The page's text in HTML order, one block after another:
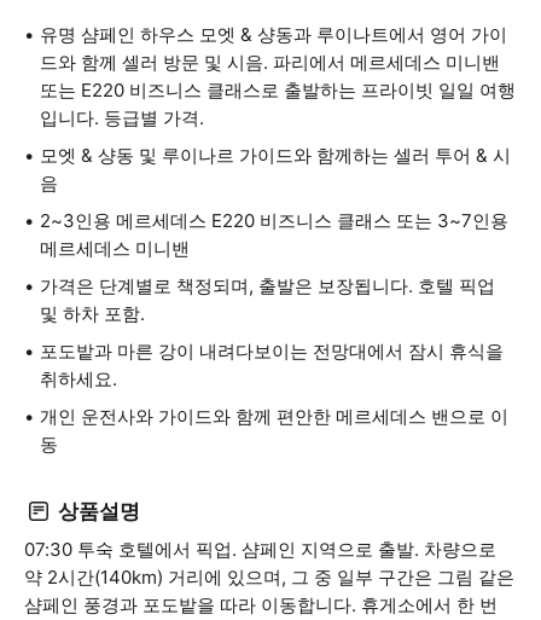
유명 샴페인 하우스 모엣 & 샹동과 루이나트에서 영어 가이
드와 함께 셀러 방문 및 시음. 파리에서 메르세데스 미니밴
또는 E220 비즈니스 클래스로 출발하는 프라이빗 일일 여행
입니다. 등급별 가격.
모엣 & 샹동 및 루이나르 가이드와 함께하는 셀러 투어 & 시
음
2~3인용 메르세데스 E220 비즈니스 클래스 또는 3~7인용
메르세데스 미니밴
가격은 단계별로 책정되며, 출발은 보장됩니다. 호텔 픽업
및 하차 포함.
포도밭과 마른 강이 내려다보이는 전망대에서 잠시 휴식을
취하세요.
개인 운전사와 가이드와 함께 편안한 메르세데스 밴으로 이
동
상품설명
07:30 투숙 호텔에서 픽업. 샴페인 지역으로 출발. 차량으로
약 2시간(140km) 거리에 있으며, 그 중 일부 구간은 그림 같은
샴페인 풍경과 포도밭을 따라 이동합니다. 휴게소에서 한 번